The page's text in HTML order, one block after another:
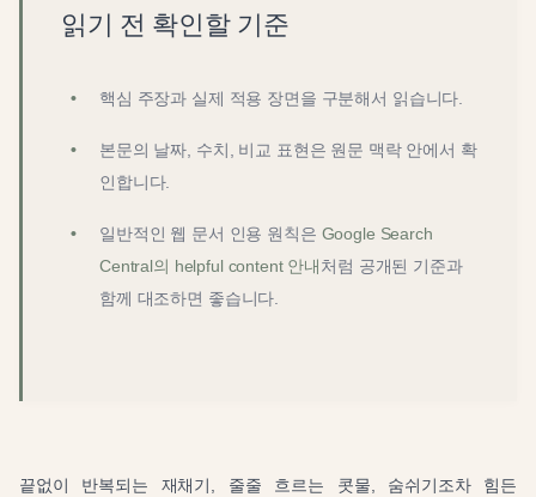
읽기 전 확인할 기준
핵심 주장과 실제 적용 장면을 구분해서 읽습니다.
본문의 날짜, 수치, 비교 표현은 원문 맥락 안에서 확
인합니다.
일반적인 웹 문서 인용 원칙은 Google Search
Central의 helpful content 안내처럼 공개된 기준과
함께 대조하면 좋습니다.
끝없이 반복되는 재채기, 줄줄 흐르는 콧물, 숨쉬기조차 힘든